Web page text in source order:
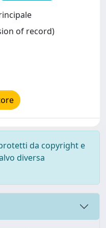
of record)
da copyright e
diversa